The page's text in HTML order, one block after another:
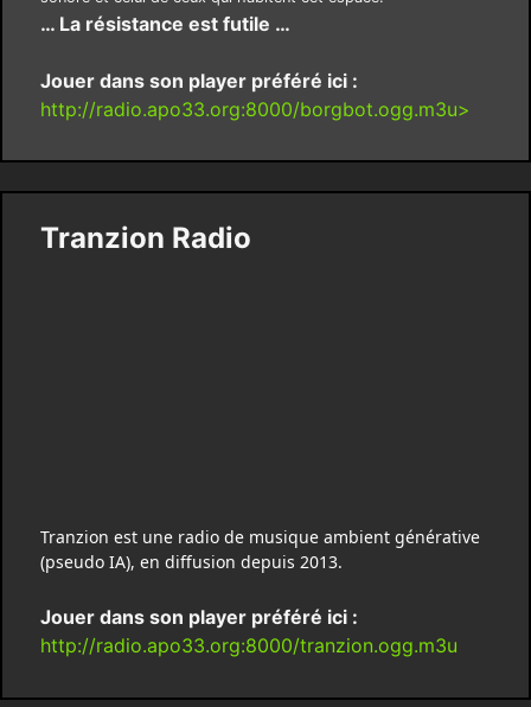
… La résistance est futile …
Jouer dans son player préféré ici :
http://radio.apo33.org:8000/borgbot.ogg.m3u>
Tranzion Radio
Tranzion est une radio de musique ambient générative
(pseudo IA), en diffusion depuis 2013.
Jouer dans son player préféré ici :
http://radio.apo33.org:8000/tranzion.ogg.m3u